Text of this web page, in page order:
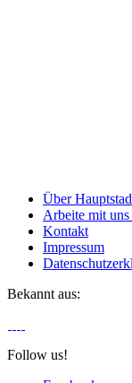
Über
Arbeite mit
Kontakt
Impressum
Bekannt aus:
Follow us!